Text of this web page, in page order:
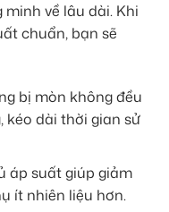
về lâu dài. Khi
chuẩn, bạn sẽ
bị mòn không đều
kéo dài thời gian sử
áp suất giúp giảm
ít nhiên liệu hơn.